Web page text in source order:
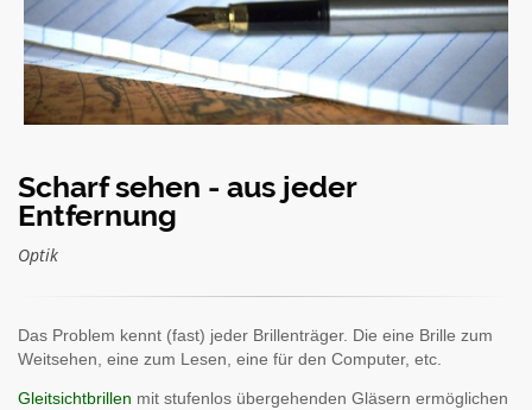
Scharf sehen - aus jeder
Entfernung
Optik
Das Problem kennt (fast) jeder Brillenträger. Die eine Brille zum
Weitsehen, eine zum Lesen, eine für den Computer, etc.
Gleitsichtbrillen mit stufenlos übergehenden Gläsern ermöglichen